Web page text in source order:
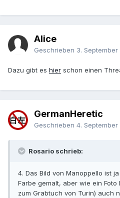
Alice
Geschrieben 3. September
Dazu gibt es hier schon einen
GermanHeretic
Geschrieben 4. September
Rosario schrieb:
4. Das Bild von Manoppello ist
Farbe gemalt, aber wie ein Foto
zum Grabtuch von Turin) auch